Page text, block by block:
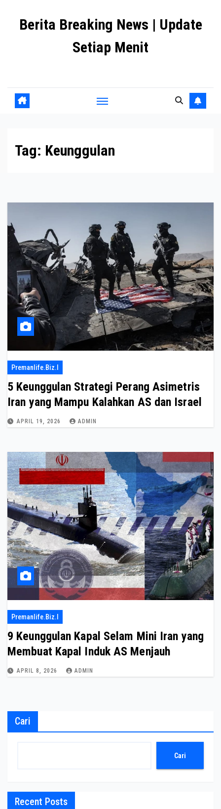
Berita Breaking News | Update
Setiap Menit
Tag: Keunggulan
Premanlife.biz.i
5 Keunggulan Strategi Perang Asimetris
Iran yang Mampu Kalahkan AS dan Israel
APRIL 19, 2026 ADMIN
Premanlife.biz.i
9 Keunggulan Kapal Selam Mini Iran yang
Membuat Kapal Induk AS Menjauh
APRIL 8, 2026 ADMIN
Cari
Cari
Recent Posts